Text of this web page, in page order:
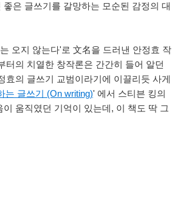
좋은 글쓰기를 갈망하는 모순된 감정의 대
오지 않는다'로 文名을 드러낸 안정효 작
터의 치열한 창작론은 간간히 들어 알던
효의 글쓰기 교범이라기에 이끌리듯 사게
는 글쓰기 (On writing)' 에서 스티븐 킹의
이 움직였던 기억이 있는데, 이 책도 딱 그